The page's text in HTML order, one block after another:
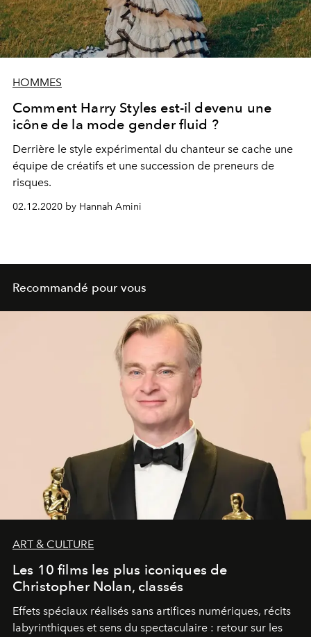
HOMMES
Comment Harry Styles est-il devenu une
icône de la mode gender fluid ?
Derrière le style expérimental du chanteur se cache une
équipe de créatifs et une succession de preneurs de
risques.
02.12.2020 by Hannah Amini
Recommandé pour vous
ART & CULTURE
Les 10 films les plus iconiques de
Christopher Nolan, classés
Effets spéciaux réalisés sans artifices numériques, récits
labyrinthiques et sens du spectaculaire : retour sur les